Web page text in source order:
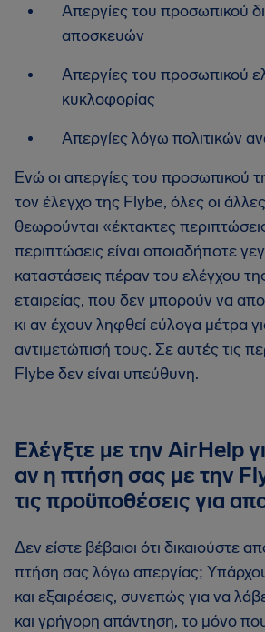
Απεργίες του προσωπικού
αποσκευών
Απεργίες του προσωπικού
κυκλοφορίας
Απεργίες λόγω πολιτικών
Ενώ οι απεργίες του προσωπικού
τον έλεγχο της Flybe, όλες οι
θεωρούνται «έκτακτες
περιπτώσεις είναι οποιαδήποτε
καταστάσεις πέραν του ελέγχου
εταιρείας, που δεν μπορούν να
κι αν έχουν ληφθεί εύλογα μέτρα
αντιμετώπισή τους. Σε αυτές τις
Flybe δεν είναι υπεύθυνη.
Ελέγξτε με την AirHelp
αν η πτήση σας με την
τις προϋποθέσεις για
Δεν είστε βέβαιοι ότι δικαιούστε
πτήση σας λόγω απεργίας;
και εξαιρέσεις, συνεπώς για να
και γρήγορη απάντηση, το μόνο